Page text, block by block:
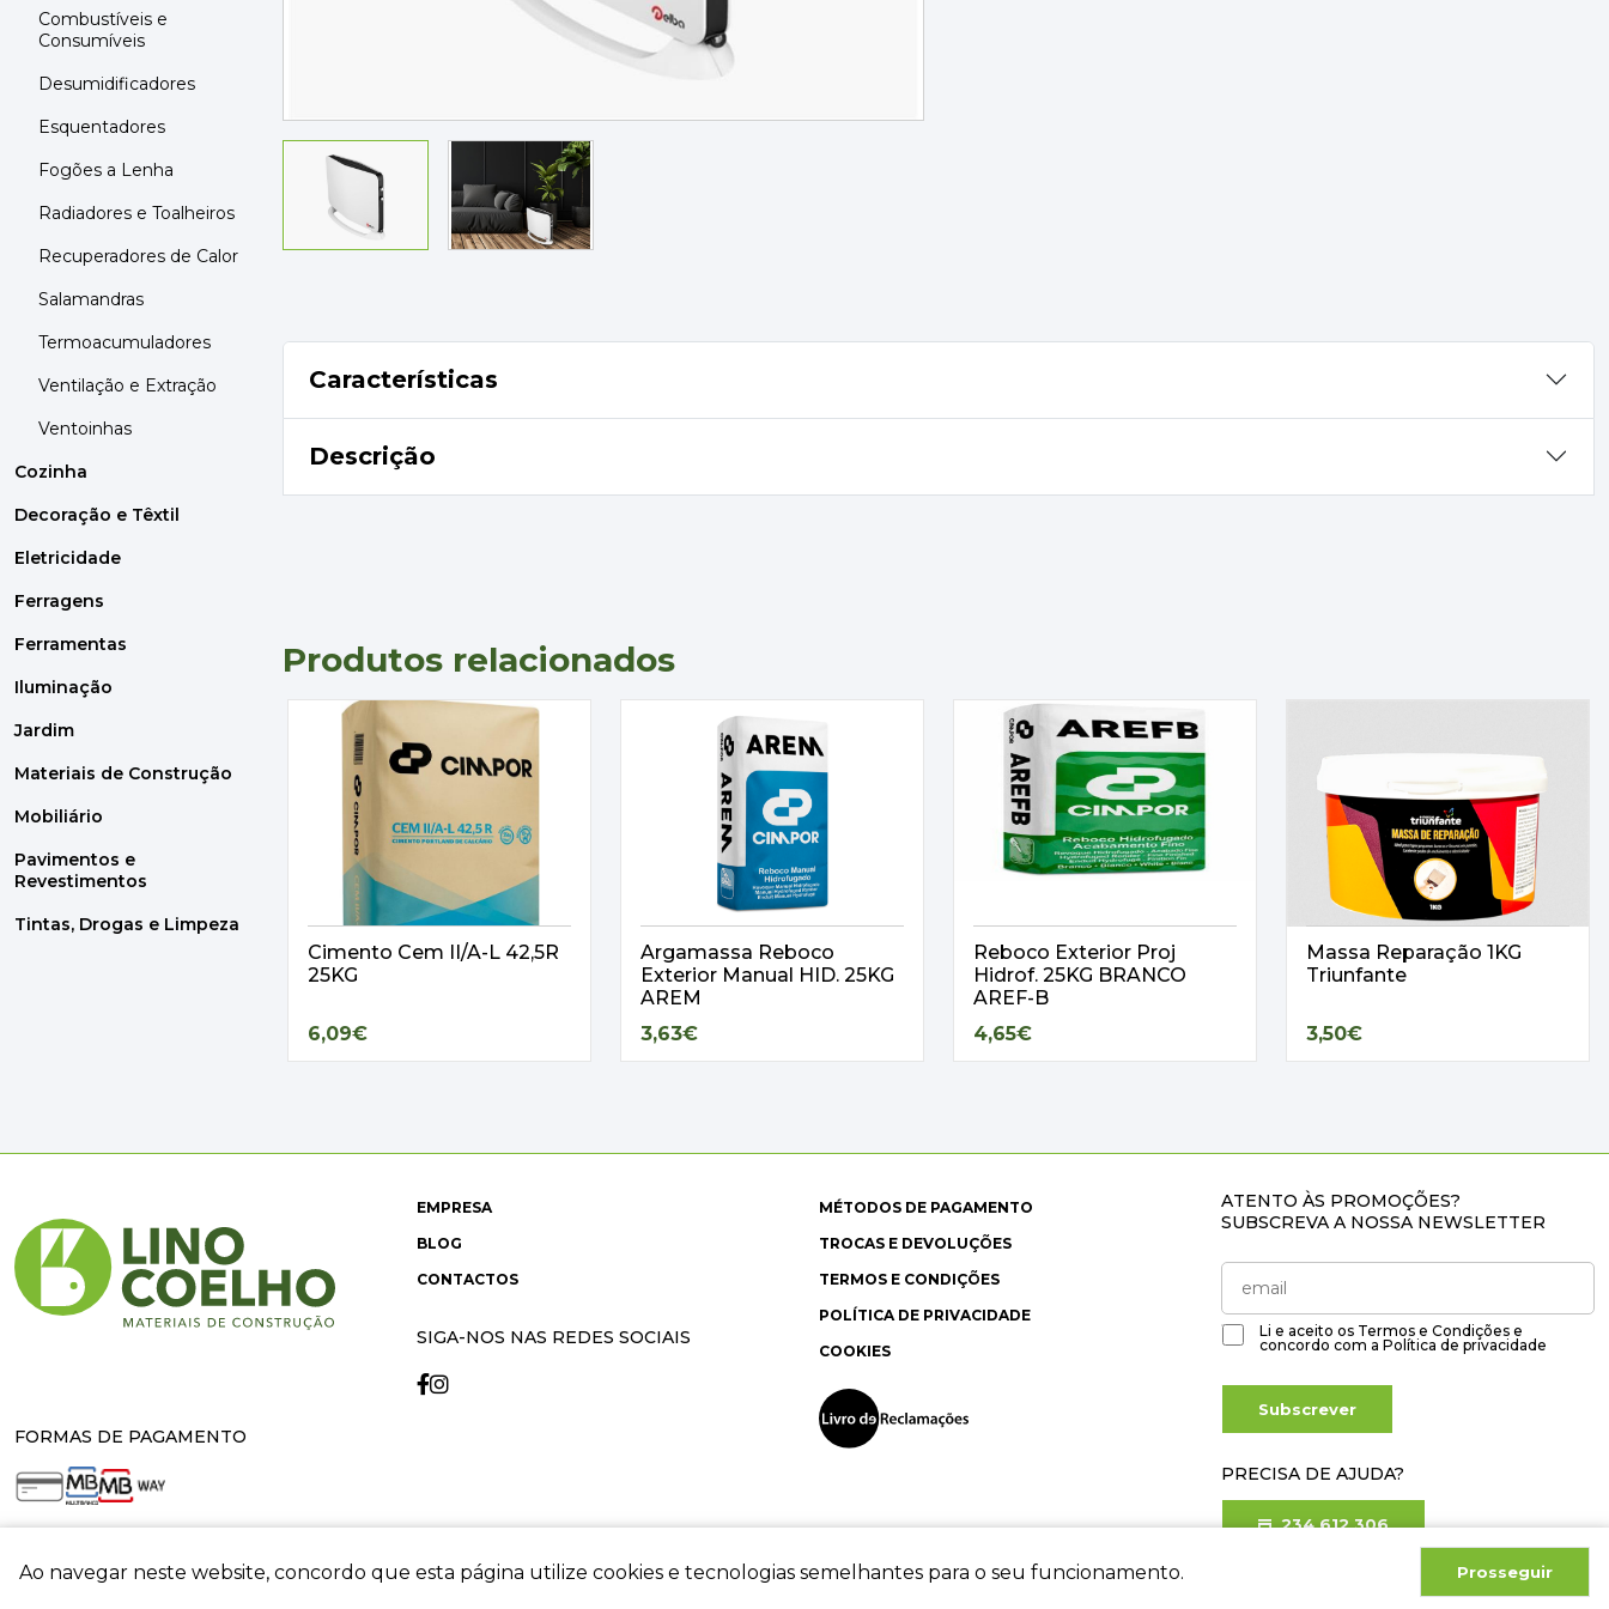
PAVIMENTOS E REVESTIMENTOS
DYRUP
Combustíveis e
Consumíveis
Desumidificadores
Esquentadores
Fogões a Lenha
Radiadores e Toalheiros
Recuperadores de Calor
Salamandras
Termoacumuladores
Ventilação e Extração
Ventoinhas
Cozinha
Decoração e Têxtil
Eletricidade
Ferragens
Ferramentas
Iluminação
Jardim
Materiais de Construção
Mobiliário
Pavimentos e
Revestimentos
Tintas, Drogas e Limpeza
Características
Descrição
Produtos relacionados
Cimento Cem II/A-L 42,5R
25KG
6,09€
Argamassa Reboco
Exterior Manual HID. 25KG
AREM
3,63€
Reboco Exterior Proj
Hidrof. 25KG BRANCO
AREF-B
4,65€
Massa Reparação 1KG
Triunfante
3,50€
Ao navegar neste website, concordo que esta página utilize cookies e tecnologias semelhantes para o seu funcionamento. Prosseguir
FORMAS DE PAGAMENTO
EMPRESA
BLOG
CONTACTOS
SIGA-NOS NAS REDES SOCIAIS
MÉTODOS DE PAGAMENTO
TROCAS E DEVOLUÇÕES
TERMOS E CONDIÇÕES
POLÍTICA DE PRIVACIDADE
COOKIES
ATENTO ÀS PROMOÇÕES?
SUBSCREVA A NOSSA NEWSLETTER
Li e aceito os Termos e Condições e
concordo com a Política de privacidade
Subscrever
PRECISA DE AJUDA?
234 612 306
critec